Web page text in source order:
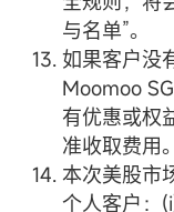
与名单”。
如果客户没
Moomoo
有优惠或权
准收取费用。
本次美股市
个人客户：